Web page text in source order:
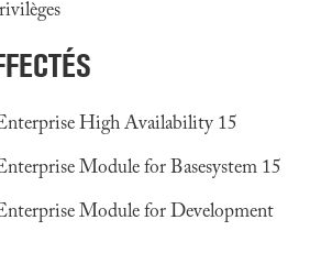
High Availability 15
Module for Basesystem 15
Module for Development